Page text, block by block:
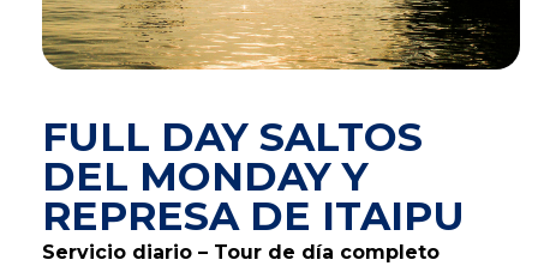
FULL DAY SALTOS
DEL MONDAY Y
REPRESA DE ITAIPU
Servicio diario – Tour de día completo